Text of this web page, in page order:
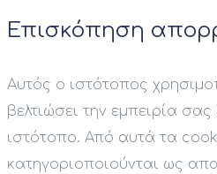
Επισκόπηση
Αυτός ο ιστότοπος
βελτιώσει την εμπειρία
ιστότοπο. Από αυτά τα
κατηγοριοποιούνται ως